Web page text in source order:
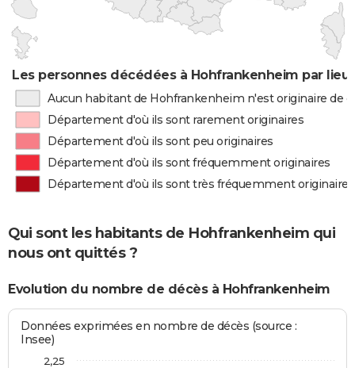
Les personnes décédées à Hohfrankenheim par lieu
Aucun habitant de Hohfrankenheim n'est originaire de
Département d'où ils sont rarement originaires
Département d'où ils sont peu originaires
Département d'où ils sont fréquemment originaires
Département d'où ils sont très fréquemment originaires
Qui sont les habitants de Hohfrankenheim qui
nous ont quittés ?
Evolution du nombre de décès à Hohfrankenheim
Données exprimées en nombre de décès (source :
Insee)
2,25